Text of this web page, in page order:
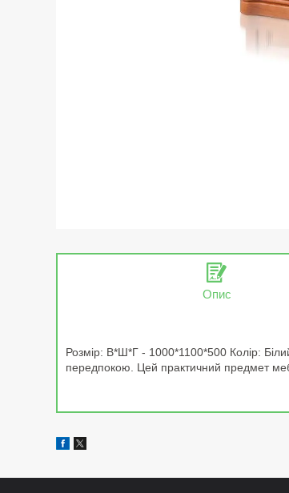
Опис
Розмір: В*Ш*Г - 1000*1100*500 Колір:
передпокою. Цей практичний предмет